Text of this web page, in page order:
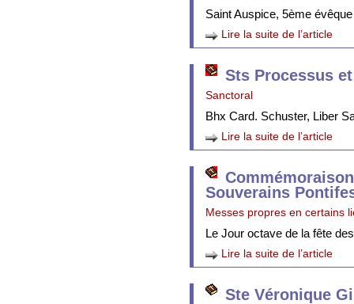
Saint Auspice, 5ème
Lire la suite de l’article
Sts Processus
Sanctoral
Bhx Card. Schuster, Liber
Lire la suite de l’article
Souverains
Messes propres en certains
Le Jour octave de la fête
Lire la suite de l’article
Ste Véronique